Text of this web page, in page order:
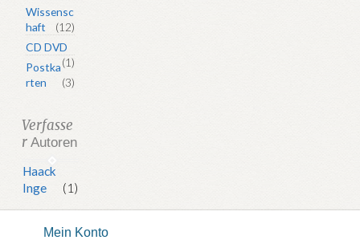
Wissensc
haft
(12)
CD DVD
(1)
Postka
rten
(3)
Verfasse
r Autoren
Haack
Inge
(1)
Mein Konto